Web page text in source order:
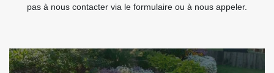
pas à nous contacter via le formulaire ou à nous appeler.